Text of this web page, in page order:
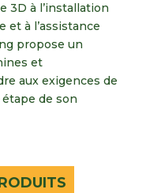
3D à l’installation
et à l’assistance
propose un
et
aux exigences de
de son